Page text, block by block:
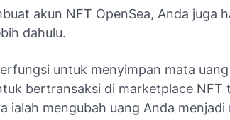
akun NFT OpenSea, Anda juga
dahulu.
untuk menyimpan mata
bertransaksi di marketplace NFT
ialah mengubah uang Anda